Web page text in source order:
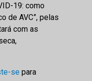
19: como
de AVC”, pelas
com as
se para